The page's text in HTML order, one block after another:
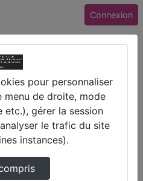
Connexion
pour personnaliser
menu de droite, mode
etc.), gérer la session
le trafic du site
instances).